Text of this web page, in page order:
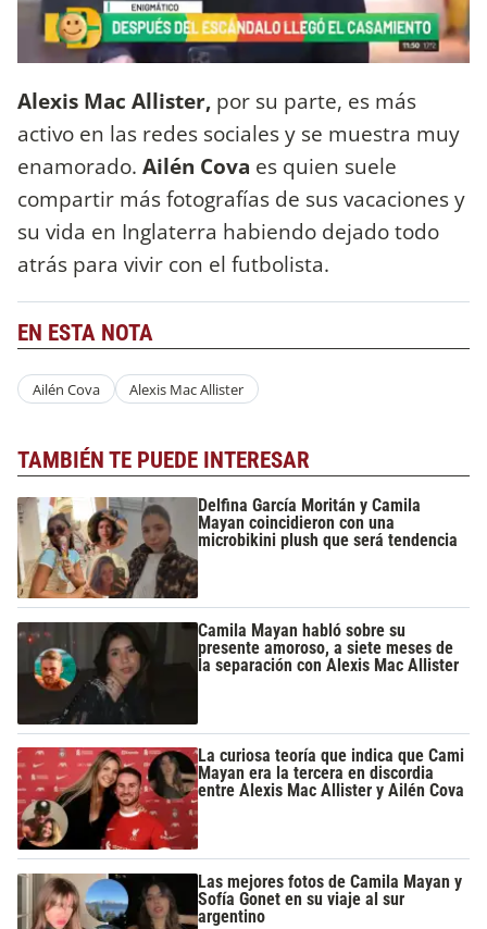
Alexis Mac Allister, por su parte, es más
activo en las redes sociales y se muestra muy
enamorado. Ailén Cova es quien suele
compartir más fotografías de sus vacaciones y
su vida en Inglaterra habiendo dejado todo
atrás para vivir con el futbolista.
EN ESTA NOTA
Ailén Cova Alexis Mac Allister
TAMBIÉN TE PUEDE INTERESAR
Delfina García Moritán y Camila
Mayan coincidieron con una
microbikini plush que será tendencia
Camila Mayan habló sobre su
presente amoroso, a siete meses de
la separación con Alexis Mac Allister
La curiosa teoría que indica que Cami
Mayan era la tercera en discordia
entre Alexis Mac Allister y Ailén Cova
Las mejores fotos de Camila Mayan y
Sofía Gonet en su viaje al sur
argentino